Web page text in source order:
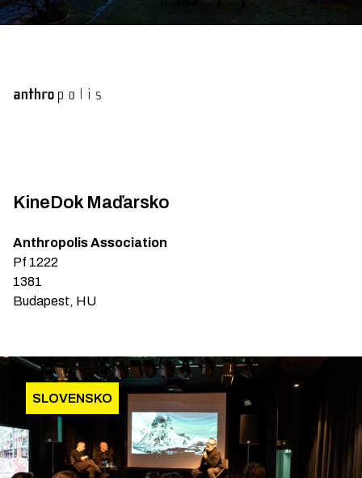
KineDok Maďarsko
Anthropolis Association
Pf 1222
1381
Budapest, HU
SLOVENSKO